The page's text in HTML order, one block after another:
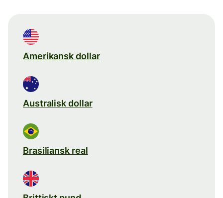
Amerikansk dollar
Australisk dollar
Brasiliansk real